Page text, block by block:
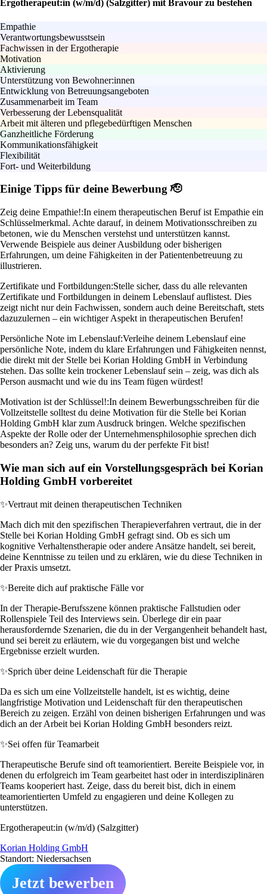
Ergotherapeut:in (w/m/d) (Salzgitter) mit Bravour zu bestehen
Empathie
Verantwortungsbewusstsein
Fachwissen in der Ergotherapie
Motivation
Aktivierung
Unterstützung von Bewohner:innen
Entwicklung von Betreuungsangeboten
Zusammenarbeit im Team
Verbesserung der Lebensqualität
Arbeit mit älteren und pflegebedürftigen Menschen
Ganzheitliche Förderung
Kommunikationsfähigkeit
Flexibilität
Fort- und Weiterbildung
Einige Tipps für deine Bewerbung 🫡
Zeig deine Empathie!:In einem therapeutischen Beruf ist Empathie ein
Schlüsselmerkmal. Achte darauf, in deinem Motivationsschreiben zu
betonen, wie du Menschen verstehst und unterstützen kannst.
Verwende Beispiele aus deiner Ausbildung oder bisherigen
Erfahrungen, um deine Fähigkeiten in der Patientenbetreuung zu
illustrieren.
Zertifikate und Fortbildungen:Stelle sicher, dass du alle relevanten
Zertifikate und Fortbildungen in deinem Lebenslauf auflistest. Dies
zeigt nicht nur dein Fachwissen, sondern auch deine Bereitschaft, stets
dazuzulernen – ein wichtiger Aspekt in therapeutischen Berufen!
Persönliche Note im Lebenslauf:Verleihe deinem Lebenslauf eine
persönliche Note, indem du klare Erfahrungen und Fähigkeiten nennst,
die direkt mit der Stelle bei Korian Holding GmbH in Verbindung
stehen. Das sollte kein trockener Lebenslauf sein – zeig, was dich als
Person ausmacht und wie du ins Team fügen würdest!
Motivation ist der Schlüssel!:In deinem Bewerbungsschreiben für die
Vollzeitstelle solltest du deine Motivation für die Stelle bei Korian
Holding GmbH klar zum Ausdruck bringen. Welche spezifischen
Aspekte der Rolle oder der Unternehmensphilosophie sprechen dich
besonders an? Zeig uns, warum du der perfekte Fit bist!
Wie man sich auf ein Vorstellungsgespräch bei Korian
Holding GmbH vorbereitet
✨Vertraut mit deinen therapeutischen Techniken
Mach dich mit den spezifischen Therapieverfahren vertraut, die in der
Stelle bei Korian Holding GmbH gefragt sind. Ob es sich um
kognitive Verhaltenstherapie oder andere Ansätze handelt, sei bereit,
deine Kenntnisse zu teilen und zu erklären, wie du diese Techniken in
der Praxis umsetzt.
✨Bereite dich auf praktische Fälle vor
In der Therapie-Berufsszene können praktische Fallstudien oder
Rollenspiele Teil des Interviews sein. Überlege dir ein paar
herausfordernde Szenarien, die du in der Vergangenheit behandelt hast,
und sei bereit zu erläutern, wie du vorgegangen bist und welche
Ergebnisse erzielt wurden.
✨Sprich über deine Leidenschaft für die Therapie
Da es sich um eine Vollzeitstelle handelt, ist es wichtig, deine
langfristige Motivation und Leidenschaft für den therapeutischen
Bereich zu zeigen. Erzähl von deinen bisherigen Erfahrungen und was
dich an der Arbeit bei Korian Holding GmbH besonders reizt.
✨Sei offen für Teamarbeit
Therapeutische Berufe sind oft teamorientiert. Bereite Beispiele vor, in
denen du erfolgreich im Team gearbeitet hast oder in interdisziplinären
Teams kooperiert hast. Zeige, dass du bereit bist, dich in einem
teamorientierten Umfeld zu engagieren und deine Kollegen zu
unterstützen.
Ergotherapeut:in (w/m/d) (Salzgitter)
Korian Holding GmbH
Standort: Niedersachsen
Jetzt bewerben